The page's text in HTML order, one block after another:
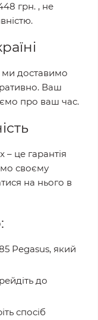
грн. , не
ми доставимо
Ваш
про ваш час.
– це гарантія
своєму
на нього в
Pegasus, який
до
спосіб